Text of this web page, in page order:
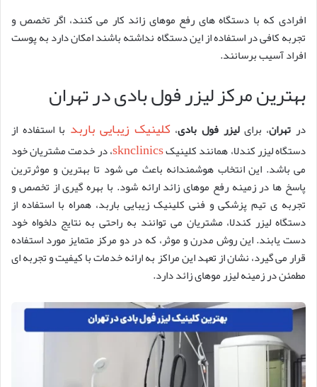
افرادی که با دستگاه های رفع موهای زائد کار می کنند، اگر تخصص و
تجربه کافی در استفاده از این دستگاه نداشته باشند امکان دارد به پوست
افراد آسیب برسانند.
بهترین مرکز لیزر فول بادی در تهران
در تهران، برایلیزر فول بادی،کلینیک زیبایی باربد با استفاده از
دستگاه لیزر کندلا، همانند کلینیکsknclinics، در خدمت مشتریان خود
می باشد. این انتخاب هوشمندانه باعث می شود تا بهترین و موثرترین
پاسخ ها در زمینه رفع موهای زائد ارائه شود. با بهره گیری از تخصص و
تجربه ی تیم پزشکی و فنی کلینیک زیبایی باربد، همراه با استفاده از
دستگاه لیزر کندلا، مشتریان می توانند به راحتی به نتایج دلخواه خود
دست یابند. این روش مدرن و موثر، که در دو مرکز متمایز مورد استفاده
قرار می گیرد، نشان از تعهد این مراکز به ارائه خدمات با کیفیت و تجربه ای
مطمئن در زمینه لیزر موهای زائد دارد.